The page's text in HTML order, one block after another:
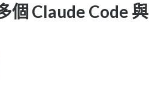
個 Claude Code 與